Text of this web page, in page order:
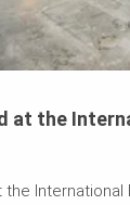
at the
the International